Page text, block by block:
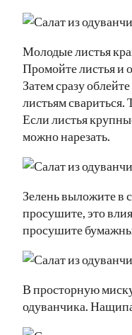
Молодые листья
Промойте листья и
Затем сразу
листьям свариться.
Если листья
можно нарезать.
Зелень выложите в
просушите, это
просушите
В просторную
одуванчика.